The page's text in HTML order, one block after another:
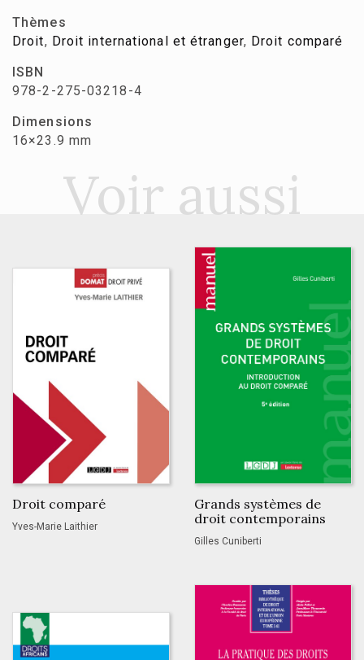
Thèmes
Droit, Droit international et étranger, Droit comparé
ISBN
978-2-275-03218-4
Dimensions
16×23.9 mm
Voir aussi
Droit comparé
Yves-Marie Laithier
Grands systèmes de
droit contemporains
Gilles Cuniberti